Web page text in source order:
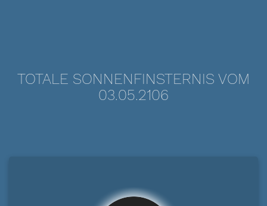
TOTALE SONNENFINSTERNIS VOM
03.05.2106